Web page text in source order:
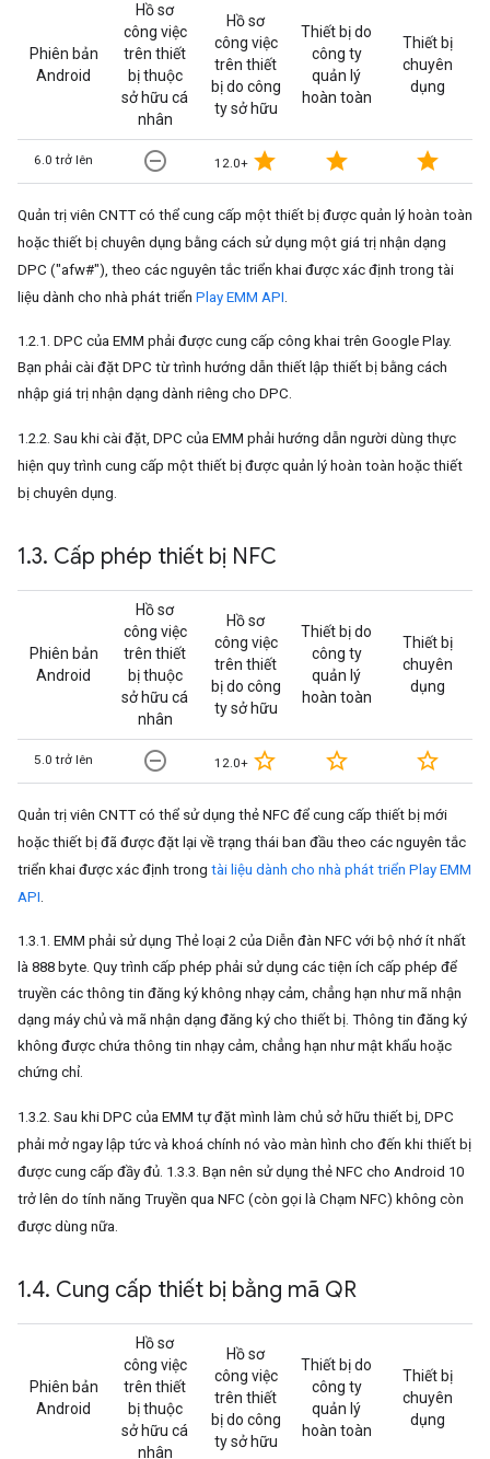
Phiên bản
Android
Hồ sơ
công việc
trên thiết
bị thuộc
sở hữu cá
nhân
Hồ sơ
công việc
trên thiết
bị do công
ty sở hữu
Thiết bị do
công ty
quản lý
hoàn toàn
Thiết bị
chuyên
dụng
6.0 trở lên remove_circle_outline 12.0+ star star star
Quản trị viên CNTT có thể cung cấp một thiết bị được quản lý hoàn toàn
hoặc thiết bị chuyên dụng bằng cách sử dụng một giá trị nhận dạng
DPC ("afw#"), theo các nguyên tắc triển khai được xác định trong tài
liệu dành cho nhà phát triển Play EMM API.
1.2.1. DPC của EMM phải được cung cấp công khai trên Google Play.
Bạn phải cài đặt DPC từ trình hướng dẫn thiết lập thiết bị bằng cách
nhập giá trị nhận dạng dành riêng cho DPC.
1.2.2. Sau khi cài đặt, DPC của EMM phải hướng dẫn người dùng thực
hiện quy trình cung cấp một thiết bị được quản lý hoàn toàn hoặc thiết
bị chuyên dụng.
1.3. Cấp phép thiết bị NFC
Phiên bản
Android
Hồ sơ
công việc
trên thiết
bị thuộc
sở hữu cá
nhân
Hồ sơ
công việc
trên thiết
bị do công
ty sở hữu
Thiết bị do
công ty
quản lý
hoàn toàn
Thiết bị
chuyên
dụng
5.0 trở lên remove_circle_outline 12.0+ star_border star_border star_border
Quản trị viên CNTT có thể sử dụng thẻ NFC để cung cấp thiết bị mới
hoặc thiết bị đã được đặt lại về trạng thái ban đầu theo các nguyên tắc
triển khai được xác định trong tài liệu dành cho nhà phát triển Play EMM
API.
1.3.1. EMM phải sử dụng Thẻ loại 2 của Diễn đàn NFC với bộ nhớ ít nhất
là 888 byte. Quy trình cấp phép phải sử dụng các tiện ích cấp phép để
truyền các thông tin đăng ký không nhạy cảm, chẳng hạn như mã nhận
dạng máy chủ và mã nhận dạng đăng ký cho thiết bị. Thông tin đăng ký
không được chứa thông tin nhạy cảm, chẳng hạn như mật khẩu hoặc
chứng chỉ.
1.3.2. Sau khi DPC của EMM tự đặt mình làm chủ sở hữu thiết bị, DPC
phải mở ngay lập tức và khoá chính nó vào màn hình cho đến khi thiết bị
được cung cấp đầy đủ. 1.3.3. Bạn nên sử dụng thẻ NFC cho Android 10
trở lên do tính năng Truyền qua NFC (còn gọi là Chạm NFC) không còn
được dùng nữa.
1.4. Cung cấp thiết bị bằng mã QR
Phiên bản
Android
Hồ sơ
công việc
trên thiết
bị thuộc
sở hữu cá
nhân
Hồ sơ
công việc
trên thiết
bị do công
ty sở hữu
Thiết bị do
công ty
quản lý
hoàn toàn
Thiết bị
chuyên
dụng